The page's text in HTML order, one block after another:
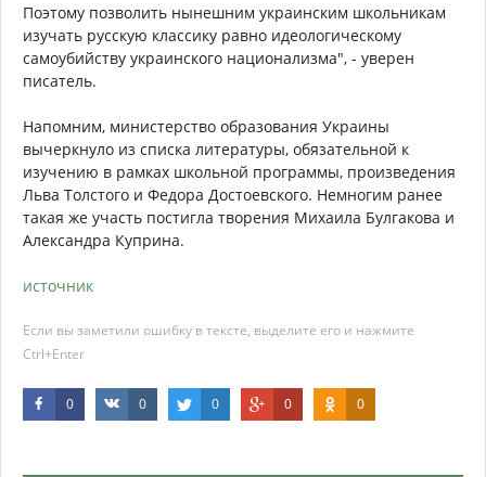
Поэтому позволить нынешним украинским школьникам
изучать русскую классику равно идеологическому
самоубийству украинского национализма", - уверен
писатель.
Напомним, министерство образования Украины
вычеркнуло из списка литературы, обязательной к
изучению в рамках школьной программы, произведения
Льва Толстого и Федора Достоевского. Немногим ранее
такая же участь постигла творения Михаила Булгакова и
Александра Куприна.
источник
Если вы заметили ошибку в тексте, выделите его и нажмите
Ctrl+Enter
0 0 0 0 0